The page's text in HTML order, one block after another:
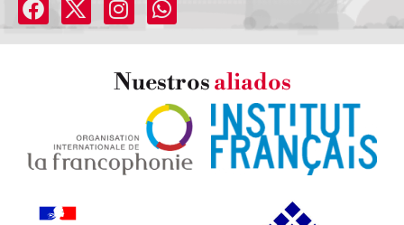
Nuestrosaliados